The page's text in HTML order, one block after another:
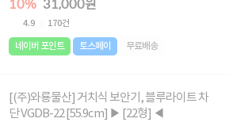
4.9 170건
네이버 포인트 토스페이 무료배송
[(주)와룡물산] 거치식 보안기, 블루라이트 차
단 VGDB-22 [55.9cm] ▶ [22형] ◀